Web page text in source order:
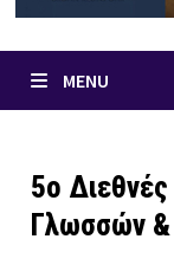
MENU
5ο
Γλωσσών